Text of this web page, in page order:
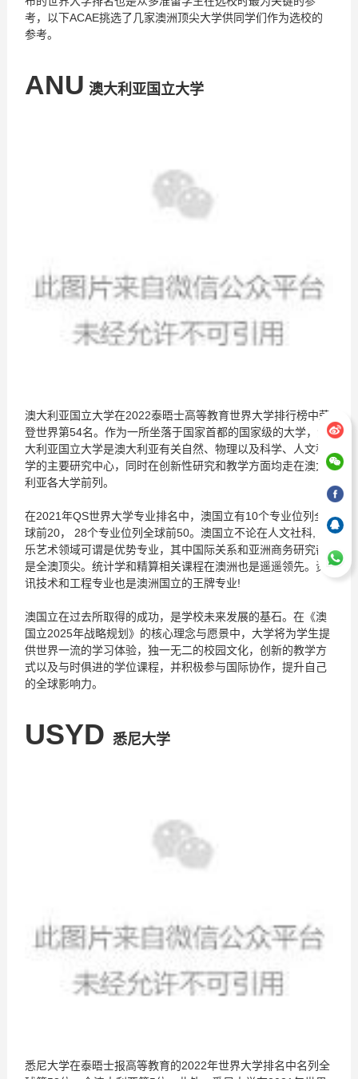
考，以下ACAE挑选了几家澳洲顶尖大学供同学们作为选校的
参考。
ANU 澳大利亚国立大学
澳大利亚国立大学在2022泰晤士高等教育世界大学排行榜中荣
登世界第54名。作为一所坐落于国家首都的国家级的大学，澳
大利亚国立大学是澳大利亚有关自然、物理以及科学、人文科
学的主要研究中心，同时在创新性研究和教学方面均走在澳大
利亚各大学前列。
在2021年QS世界大学专业排名中，澳国立有10个专业位列全
球前20， 28个专业位列全球前50。澳国立不论在人文社科, 音
乐艺术领域可谓是优势专业，其中国际关系和亚洲商务研究都
是全澳顶尖。统计学和精算相关课程在澳洲也是遥遥领先。资
讯技术和工程专业也是澳洲国立的王牌专业!
澳国立在过去所取得的成功，是学校未来发展的基石。在《澳
国立2025年战略规划》的核心理念与愿景中，大学将为学生提
供世界一流的学习体验，独一无二的校园文化，创新的教学方
式以及与时俱进的学位课程，并积极参与国际协作，提升自己
的全球影响力。
USYD 悉尼大学
悉尼大学在泰晤士报高等教育的2022年世界大学排名中名列全